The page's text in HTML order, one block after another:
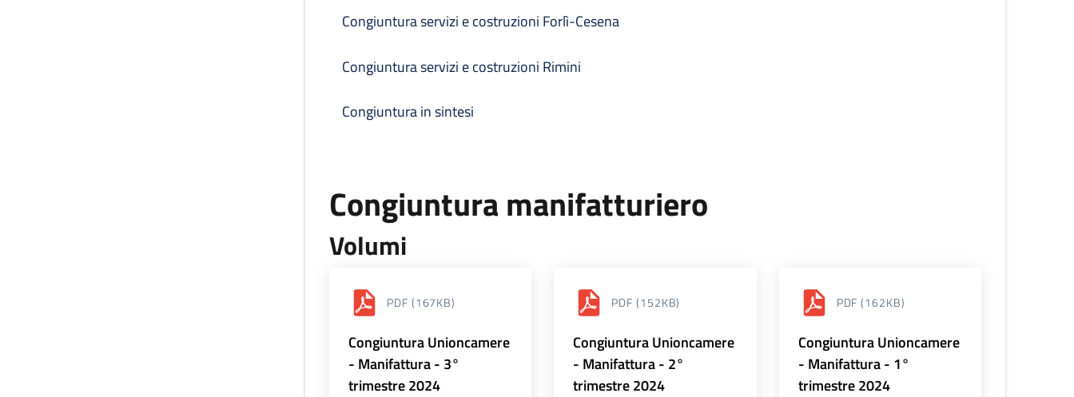
Congiuntura servizi e costruzioni Forlì-Cesena
Congiuntura servizi e costruzioni Rimini
Congiuntura in sintesi
Congiuntura manifatturiero
Volumi
PDF (167KB)
Congiuntura Unioncamere
- Manifattura - 3°
trimestre 2024
PDF (152KB)
Congiuntura Unioncamere
- Manifattura - 2°
trimestre 2024
PDF (162KB)
Congiuntura Unioncamere
- Manifattura - 1°
trimestre 2024